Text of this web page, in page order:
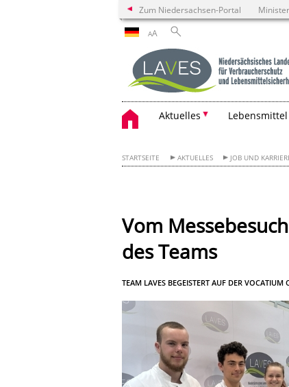
Zum Niedersachsen-Portal
AA
Aktuelles Lebensmittel
STARTSEITE AKTUELLES JOB UND
Vom
des Teams
TEAM LAVES BEGEISTERT AUF DER VOCATIUM